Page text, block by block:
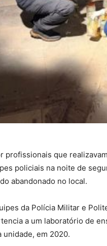
profissionais que
policiais na noite de
abandonado no local.
da Polícia Militar e
a um laboratório de
unidade, em 2020.